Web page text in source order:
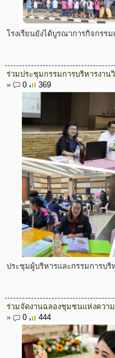
โรงเรียนยังได้บูรณาการกิจกรร
ร่วมประชุมกรรมการบริหารงา
»
0 369
ประชุมผู้บริหารและกรรมการบริ
ร่วมจัดงานฉลองชุมชนแห่งควา
»
0 444